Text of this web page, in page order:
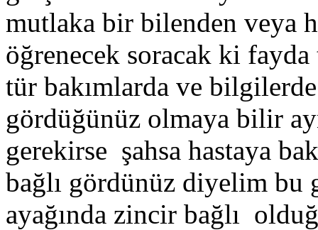
mutlaka bir bilenden veya
öğrenecek soracak ki
tür bakımlarda ve
gördüğünüz olmaya bilir
gerekirse şahsa hastaya
bağlı gördünüz diyelim bu
ayağında zincir bağlı